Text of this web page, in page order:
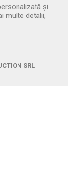
și
multe detalii,
SRL